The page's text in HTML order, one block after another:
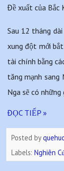
Đề xuất của Bắc
Sau 12 tháng
xung đột mới
tài chính bằng
tăng mạnh sang
Nga sẽ có
ĐỌC TIẾP »
Posted by
Labels: Nghiên